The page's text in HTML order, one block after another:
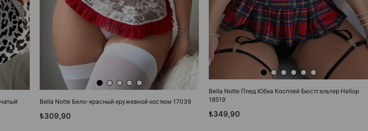
Bella Notte Бело-красный кружевной костюм 17039
₺309,90
Bella Notte Плед Юбка Косплей Бюстгальтер Набор
18519
₺349,90